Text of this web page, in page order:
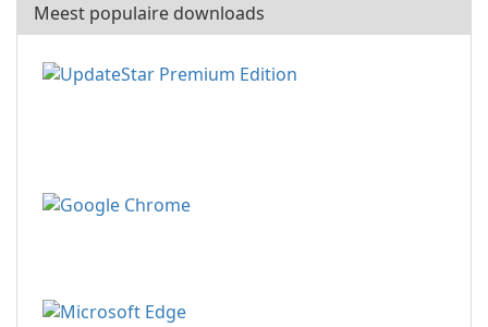
Meest populaire downloads